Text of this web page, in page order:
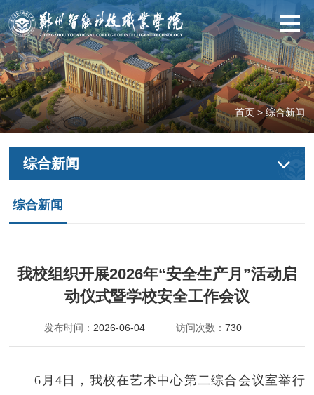
首页>综合新闻
综合新闻
综合新闻
我校组织开展2026年“安全生产月”活动启
动仪式暨学校安全工作会议
发布时间： 2026-06-04 访问次数： 730
6月4日 ，我校在艺术中心第二综合会议室举行